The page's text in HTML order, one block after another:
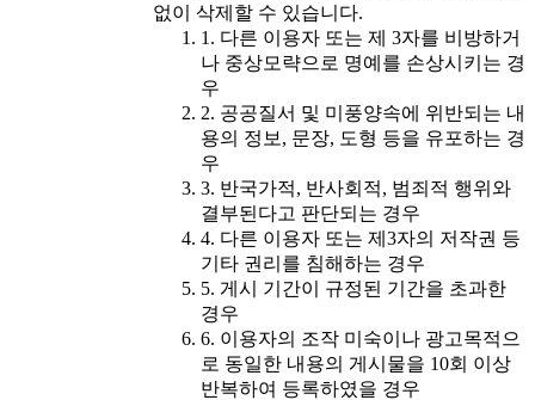
없이 삭제할 수 있습니다.
1. 다른 이용자 또는 제 3자를 비방하거
나 중상모략으로 명예를 손상시키는 경
우
2. 공공질서 및 미풍양속에 위반되는 내
용의 정보, 문장, 도형 등을 유포하는 경
우
3. 반국가적, 반사회적, 범죄적 행위와
결부된다고 판단되는 경우
4. 다른 이용자 또는 제3자의 저작권 등
기타 권리를 침해하는 경우
5. 게시 기간이 규정된 기간을 초과한
경우
6. 이용자의 조작 미숙이나 광고목적으
로 동일한 내용의 게시물을 10회 이상
반복하여 등록하였을 경우